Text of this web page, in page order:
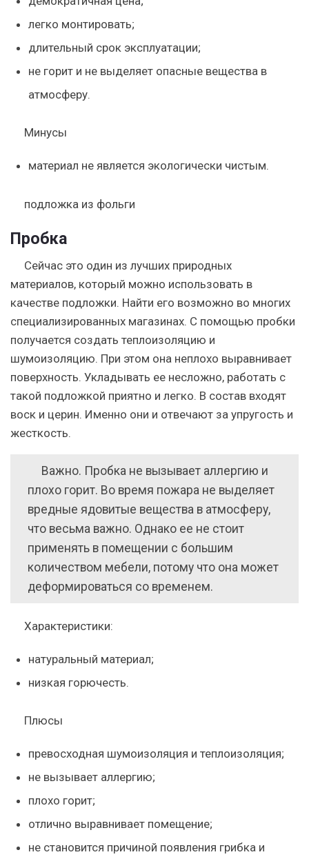
легко монтировать;
длительный срок эксплуатации;
не горит и не выделяет опасные вещества в
атмосферу.
Минусы
материал не является экологически чистым.
подложка из фольги
Пробка
Сейчас это один из лучших природных
материалов, который можно использовать в
качестве подложки. Найти его возможно во многих
специализированных магазинах. С помощью пробки
получается создать теплоизоляцию и
шумоизоляцию. При этом она неплохо выравнивает
поверхность. Укладывать ее несложно, работать с
такой подложкой приятно и легко. В состав входят
воск и церин. Именно они и отвечают за упругость и
жесткость.
Важно. Пробка не вызывает аллергию и
плохо горит. Во время пожара не выделяет
вредные ядовитые вещества в атмосферу,
что весьма важно. Однако ее не стоит
применять в помещении с большим
количеством мебели, потому что она может
деформироваться со временем.
Характеристики:
натуральный материал;
низкая горючесть.
Плюсы
превосходная шумоизоляция и теплоизоляция;
не вызывает аллергию;
плохо горит;
отлично выравнивает помещение;
не становится причиной появления грибка и